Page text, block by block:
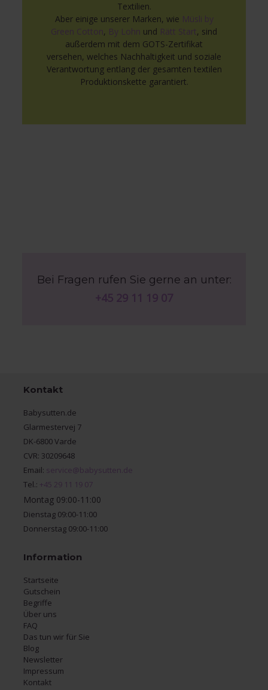
Textilien.
Aber einige unserer Marken, wie Müsli by
Green Cotton, By Lohn und Rätt Start, sind
außerdem mit dem GOTS-Zertifikat
versehen, welches Nachhaltigkeit und soziale
Verantwortung entlang der gesamten textilen
Produktionskette garantiert.
Bei Fragen rufen Sie gerne an unter:
+45 29 11 19 07
Kontakt
Babysutten.de
Glarmestervej 7
DK-6800 Varde
CVR: 30209648
Email: service@babysutten.de
Tel.: +45 29 11 19 07
Montag 09:00-11:00
Dienstag 09:00-11:00
Donnerstag 09:00-11:00
Information
Startseite
Gutschein
Begriffe
Über uns
FAQ
Das tun wir für Sie
Blog
Newsletter
Impressum
Kontakt